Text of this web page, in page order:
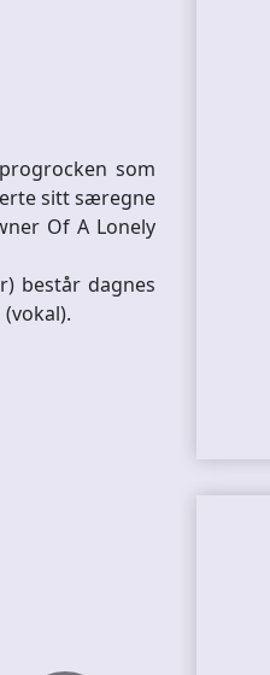
som
sitt særegne
Of A Lonely
består dagnes